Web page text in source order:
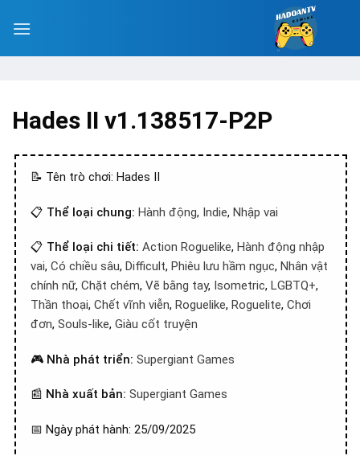
Hades II v1.138517-P2P
📝 Tên trò chơi: Hades II
📋 Thể loại chung: Hành động, Indie, Nhập vai
📋 Thể loại chi tiết: Action Roguelike, Hành động nhập
vai, Có chiều sâu, Difficult, Phiêu lưu hầm ngục, Nhân vật
chính nữ, Chặt chém, Vẽ bằng tay, Isometric, LGBTQ+,
Thần thoại, Chết vĩnh viễn, Roguelike, Roguelite, Chơi
đơn, Souls-like, Giàu cốt truyện
🎮 Nhà phát triển: Supergiant Games
📰 Nhà xuất bản: Supergiant Games
📅 Ngày phát hành: 25/09/2025